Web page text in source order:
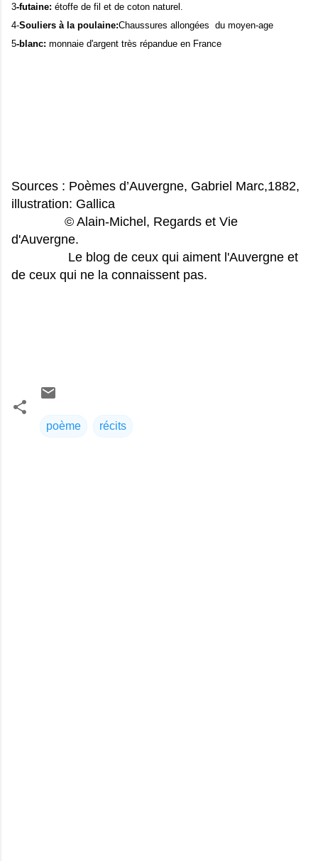
3-futaine: étoffe de fil et de coton naturel.
4-Souliers à la poulaine:Chaussures allongées du moyen-age
5-blanc: monnaie d'argent très répandue en France
Sources : Poèmes d’Auvergne, Gabriel Marc,1882,
illustration: Gallica
© Alain-Michel, Regards et Vie
d'Auvergne.
Le blog de ceux qui aiment l'Auvergne et
de ceux qui ne la connaissent pas.
poème récits